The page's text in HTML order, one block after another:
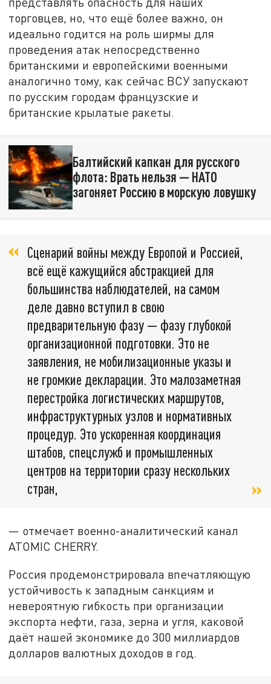
торговцев, но, что ещё более важно, он
идеально годится на роль ширмы для
проведения атак непосредственно
британскими и европейскими военными
аналогично тому, как сейчас ВСУ запускают
по русским городам французские и
британские крылатые ракеты.
Балтийский капкан для русского
флота: Врать нельзя — НАТО
загоняет Россию в морскую ловушку
Сценарий войны между Европой и Россией,
всё ещё кажущийся абстракцией для
большинства наблюдателей, на самом
деле давно вступил в свою
предварительную фазу — фазу глубокой
организационной подготовки. Это не
заявления, не мобилизационные указы и
не громкие декларации. Это малозаметная
перестройка логистических маршрутов,
инфраструктурных узлов и нормативных
процедур. Это ускоренная координация
штабов, спецслужб и промышленных
центров на территории сразу нескольких
стран,
— отмечает военно-аналитический канал
ATOMIC CHERRY.
Россия продемонстрировала впечатляющую
устойчивость к западным санкциям и
невероятную гибкость при организации
экспорта нефти, газа, зерна и угля, каковой
даёт нашей экономике до 300 миллиардов
долларов валютных доходов в год.